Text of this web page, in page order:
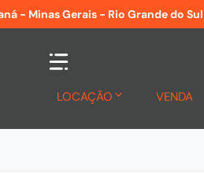
- Minas Gerais - Rio Grande do Sul
LOCAÇÃO VENDA